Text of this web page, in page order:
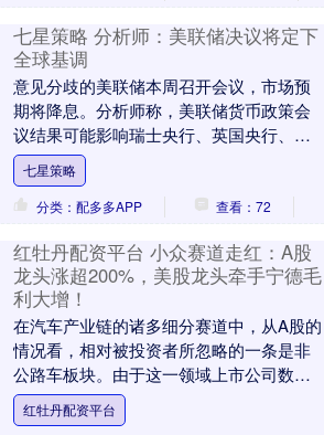
七星策略 分析师：美联储决议将定下
全球基调
意见分歧的美联储本周召开会议，市场预
期将降息。分析师称，美联储货币政策会
议结果可能影响瑞士央行、英国央行、欧
洲央行和日本央行在12月下旬的政策路
径。 新浪合作大....
七星策略
分类：配多多APP
查看：72
红牡丹配资平台 小众赛道走红：A股
龙头涨超200%，美股龙头牵手宁德毛
利大增！
在汽车产业链的诸多细分赛道中，从A股的
情况看，相对被投资者所忽略的一条是非
公路车板块。由于这一领域上市公司数量
有限且定位相对非大众，所以关注的人有
限，不过这一局....
红牡丹配资平台